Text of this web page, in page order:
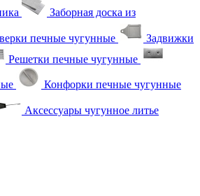
Заборная доска из
печные чугунные
Задвижки
Решетки печные чугунные
Конфорки печные чугунные
Аксессуары чугунное литье